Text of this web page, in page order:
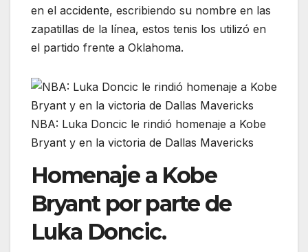
en el accidente, escribiendo su nombre en las
zapatillas de la línea, estos tenis los utilizó en
el partido frente a Oklahoma.
NBA: Luka Doncic le rindió homenaje a Kobe
Bryant y en la victoria de Dallas Mavericks
Homenaje a Kobe
Bryant por parte de
Luka Doncic.